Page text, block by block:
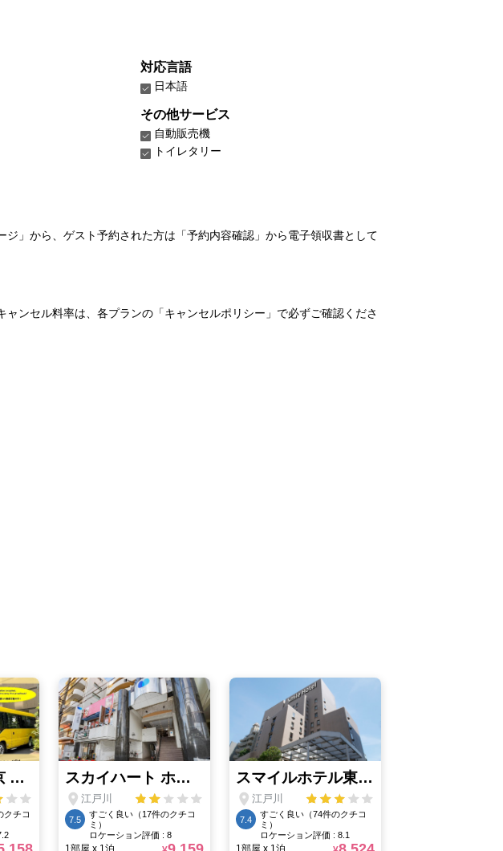
対応言語
日本語
その他サービス
自動販売機
トイレタリー
」から、ゲスト予約された方は「予約内容確認」から電子領収書として
ンセル料率は、各プランの「キャンセルポリシー」で必ずご確認くださ